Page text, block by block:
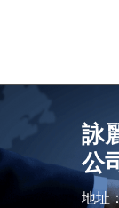
詠
公
地址